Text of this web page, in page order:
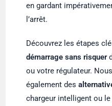
en gardant
l’arrêt.
Découvrez les étapes
démarrage sans risquer
ou votre régulateur.
également des
chargeur intelligent ou